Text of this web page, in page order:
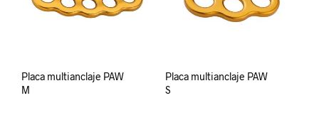
Placa multianclaje PAW
M
Placa multianclaje PAW
S